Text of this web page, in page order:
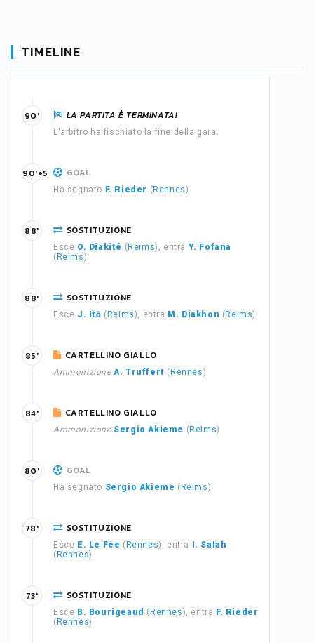
TIMELINE
LA PARTITA È TERMINATA!
L'arbitro ha fischiato la fine della gara.
90'
GOAL
Ha segnato F. Rieder ( Rennes)
90'+5
SOSTITUZIONE
Esce O. Diakité ( Reims), entra Y. Fofana
( Reims)
88'
SOSTITUZIONE
Esce J. Itō ( Reims), entra M. Diakhon ( Reims)
88'
CARTELLINO GIALLO
Ammonizione A. Truffert ( Rennes)
85'
CARTELLINO GIALLO
Ammonizione Sergio Akieme ( Reims)
84'
GOAL
Ha segnato Sergio Akieme ( Reims)
80'
SOSTITUZIONE
Esce E. Le Fée ( Rennes), entra
I. Salah
( Rennes)
78'
SOSTITUZIONE
Esce B. Bourigeaud ( Rennes), entra F. Rieder
( Rennes)
73'